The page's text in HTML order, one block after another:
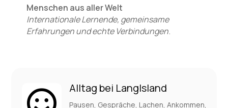
Menschen aus aller Welt
Internationale Lernende, gemeinsame
Erfahrungen und echte Verbindungen.
Alltag bei LangIsland
Pausen, Gespräche, Lachen, Ankommen,